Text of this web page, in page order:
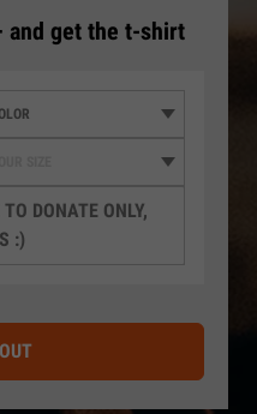
and get the t-shirt
DONATE ONLY,
:)